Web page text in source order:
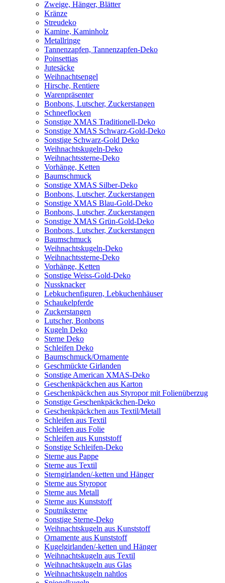
Zweige, Hänger, Blätter
Kränze
Streudeko
Kamine, Kaminholz
Metallringe
Tannenzapfen, Tannenzapfen-Deko
Poinsettias
Jutesäcke
Weihnachtsengel
Hirsche, Rentiere
Warenpräsenter
Bonbons, Lutscher, Zuckerstangen
Schneeflocken
Sonstige XMAS Traditionell-Deko
Sonstige XMAS Schwarz-Gold-Deko
Sonstige Schwarz-Gold Deko
Weihnachtskugeln-Deko
Weihnachtssterne-Deko
Vorhänge, Ketten
Baumschmuck
Sonstige XMAS Silber-Deko
Bonbons, Lutscher, Zuckerstangen
Sonstige XMAS Blau-Gold-Deko
Bonbons, Lutscher, Zuckerstangen
Sonstige XMAS Grün-Gold-Deko
Bonbons, Lutscher, Zuckerstangen
Baumschmuck
Weihnachtskugeln-Deko
Weihnachtssterne-Deko
Vorhänge, Ketten
Sonstige Weiss-Gold-Deko
Nussknacker
Lebkuchenfiguren, Lebkuchenhäuser
Schaukelpferde
Zuckerstangen
Lutscher, Bonbons
Kugeln Deko
Sterne Deko
Schleifen Deko
Baumschmuck/Ornamente
Geschmückte Girlanden
Sonstige American XMAS-Deko
Geschenkpäckchen aus Karton
Geschenkpäckchen aus Styropor mit Folienüberzug
Sonstige Geschenkpäckchen-Deko
Geschenkpäckchen aus Textil/Metall
Schleifen aus Textil
Schleifen aus Folie
Schleifen aus Kunststoff
Sonstige Schleifen-Deko
Sterne aus Pappe
Sterne aus Textil
Sterngirlanden/-ketten und Hänger
Sterne aus Styropor
Sterne aus Metall
Sterne aus Kunststoff
Sputniksterne
Sonstige Sterne-Deko
Weihnachtskugeln aus Kunststoff
Ornamente aus Kunststoff
Kugelgirlanden/-ketten und Hänger
Weihnachtskugeln aus Textil
Weihnachtskugeln aus Glas
Weihnachtskugeln nahtlos